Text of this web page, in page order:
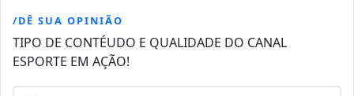
/DÊ SUA OPINIÃO
TIPO DE CONTÉUDO E QUALIDADE DO CANAL
ESPORTE EM AÇÃO!